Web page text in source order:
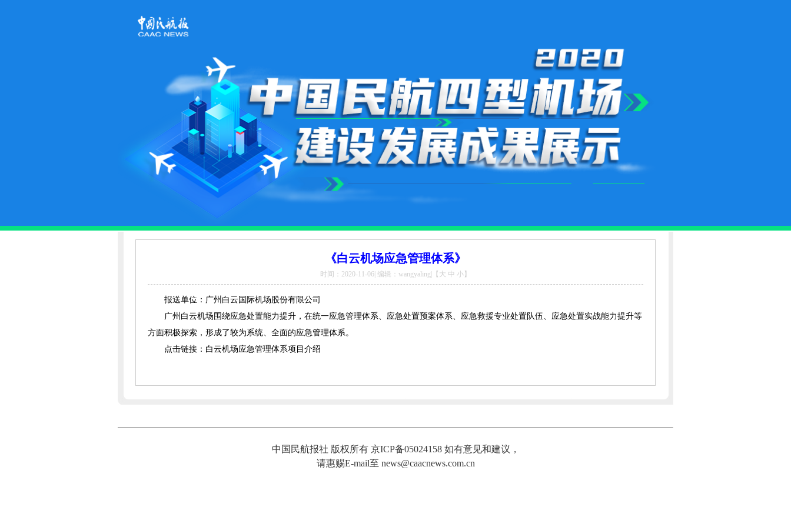
《白云机场应急管理体系》
时间：2020-11-06| 编辑：wangyaling|【 大 中 小】
报送单位：广州白云国际机场股份有限公司
广州白云机场围绕应急处置能力提升，在统一应急管理体系、应急处置预案体系、应急救援专业处置队伍、应急处置实战能力提升等
方面积极探索，形成了较为系统、全面的应急管理体系。
点击链接： 白云机场应急管理体系项目介绍
中国民航报社 版权所有 京ICP备05024158 如有意见和建议，
请惠赐E-mail至 news@caacnews.com.cn